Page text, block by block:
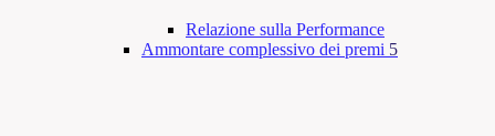
Relazione sulla Performance
Ammontare complessivo dei premi 5